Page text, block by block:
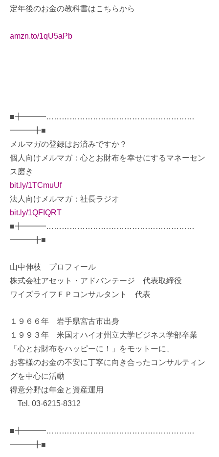
定年後のお金の教科書はこちらから
amzn.to/1qU5aPb
■╋━━━…………………………………………………
━━━╋■
メルマガの登録はお済みですか？
個人向けメルマガ：心とお財布を幸せにするマネーセン
ス磨き
bit.ly/1TCmuUf
法人向けメルマガ：社長ラジオ
bit.ly/1QFIQRT
■╋━━━…………………………………………………
━━━╋■
山中伸枝 プロフィール
株式会社アセット・アドバンテージ 代表取締役
ワイズライフＦＰコンサルタント 代表
１９６６年 岩手県宮古市出身
１９９３年 米国オハイオ州立大学ビジネス学部卒業
「心とお財布をハッピーに！」をモットーに、
お客様のお金の不安に丁寧に向き合ったコンサルティン
グを中心に活動
得意分野は年金と資産運用
Tel. 03-6215-8312
■╋━━━…………………………………………………
━━━╋■